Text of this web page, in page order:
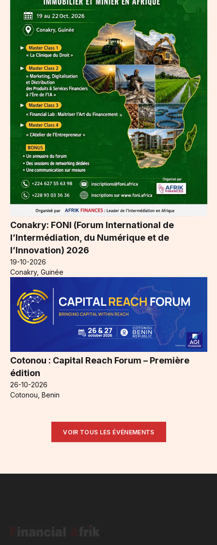
Conakry: FONI (Forum International de
l’Intermédiation, du Numérique et de
l’Innovation) 2026
19-10-2026
Conakry, Guinée
Cotonou : Capital Reach Forum – Première
édition
26-10-2026
Cotonou, Benin
VOIR TOUS LES ÉVÉNEMENTS